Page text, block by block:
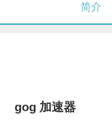
简介
gog 加速器